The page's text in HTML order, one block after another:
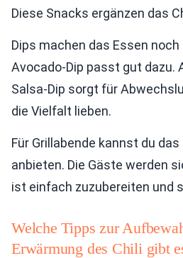
Diese Snacks ergänzen das
Dips machen das Essen
Avocado-Dip passt gut dazu.
Salsa-Dip sorgt für
die Vielfalt lieben.
Für Grillabende kannst du
anbieten. Die Gäste werden
ist einfach zuzubereiten und
Welche Tipps zur
Erwärmung des Chili gibt